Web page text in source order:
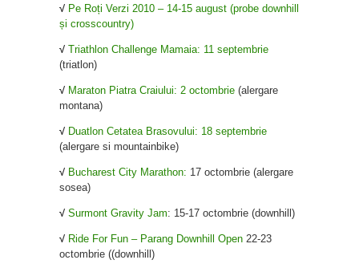
√ Pe Roți Verzi 2010 – 14-15 august (probe downhill
și crosscountry)
√ Triathlon Challenge Mamaia: 11 septembrie
(triatlon)
√ Maraton Piatra Craiului: 2 octombrie (alergare
montana)
√ Duatlon Cetatea Brasovului: 18 septembrie
(alergare si mountainbike)
√ Bucharest City Marathon: 17 octombrie (alergare
sosea)
√ Surmont Gravity Jam: 15-17 octombrie (downhill)
√ Ride For Fun – Parang Downhill Open 22-23
octombrie ((downhill)